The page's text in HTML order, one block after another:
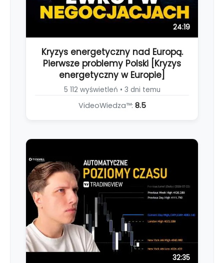
24:19
Kryzys energetyczny nad Europą.
Pierwsze problemy Polski [Kryzys
energetyczny w Europie]
5 112 wyświetleń • 3 dni temu
VideoWiedza™: 8.5
32:35